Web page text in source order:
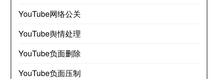
YouTube网络公关
YouTube舆情处理
YouTube负面删除
YouTube负面压制